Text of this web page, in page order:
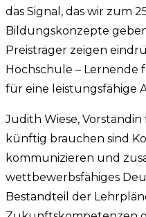
das Signal, das wir zum
Bildungskonzepte
Preisträger zeigen
Hochschule –
für eine leistungsfähige
Judith Wiese,
künftig brauchen sind
kommunizieren und
wettbewerbsfähiges
Bestandteil der